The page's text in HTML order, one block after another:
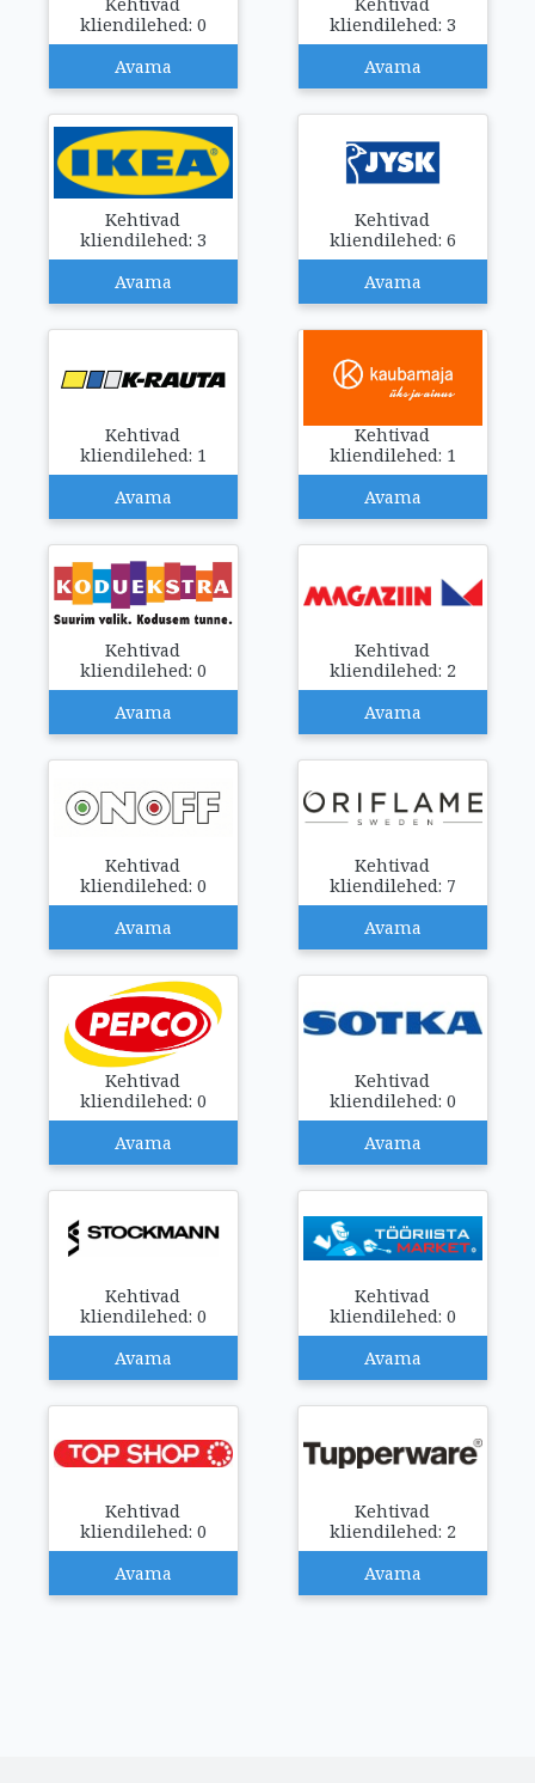
kliendilehed: 0
Avama
kliendilehed: 3
Avama
Kehtivad
kliendilehed: 3
Avama
Kehtivad
kliendilehed: 6
Avama
Kehtivad
kliendilehed: 1
Avama
Kehtivad
kliendilehed: 1
Avama
Kehtivad
kliendilehed: 0
Avama
Kehtivad
kliendilehed: 2
Avama
Kehtivad
kliendilehed: 0
Avama
Kehtivad
kliendilehed: 7
Avama
Kehtivad
kliendilehed: 0
Avama
Kehtivad
kliendilehed: 0
Avama
Kehtivad
kliendilehed: 0
Avama
Kehtivad
kliendilehed: 0
Avama
Kehtivad
kliendilehed: 0
Avama
Kehtivad
kliendilehed: 2
Avama